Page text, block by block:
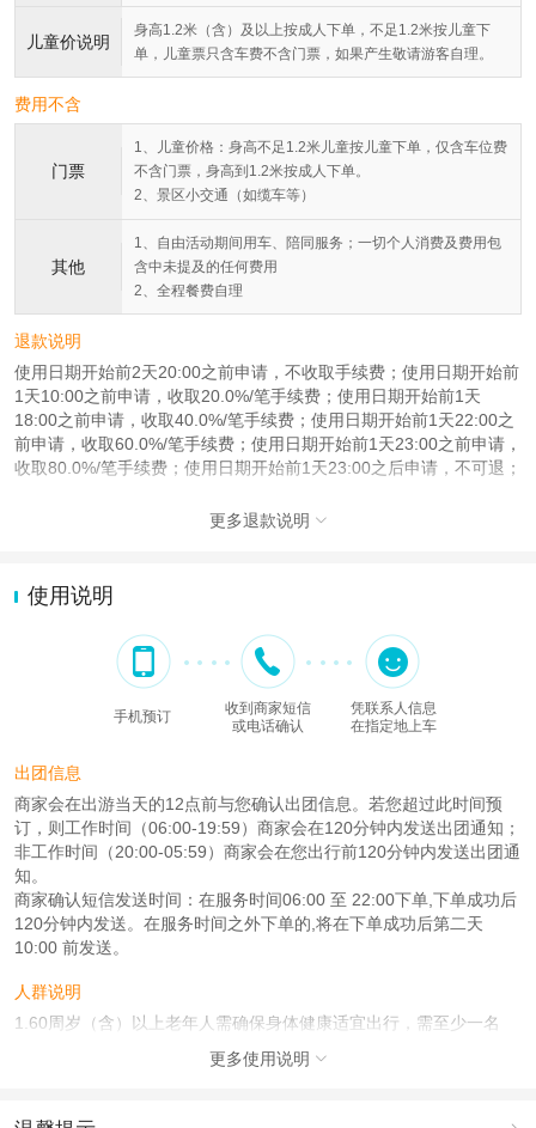
儿童价说明
身高1.2米（含）及以上按成人下单，不足1.2米按儿童下
单，儿童票只含车费不含门票，如果产生敬请游客自理。
费用不含
门票
1、儿童价格：身高不足1.2米儿童按儿童下单，仅含车位费
不含门票，身高到1.2米按成人下单。
2、景区小交通（如缆车等）
其他
1、自由活动期间用车、陪同服务；一切个人消费及费用包
含中未提及的任何费用
2、全程餐费自理
退款说明
使用日期开始前2天20:00之前申请，不收取手续费；使用日期开始前
1天10:00之前申请，收取20.0%/笔手续费；使用日期开始前1天
18:00之前申请，收取40.0%/笔手续费；使用日期开始前1天22:00之
前申请，收取60.0%/笔手续费；使用日期开始前1天23:00之前申请，
收取80.0%/笔手续费；使用日期开始前1天23:00之后申请，不可退；
更多退款说明 
使用说明
手机预订
收到商家短信
或电话确认
凭联系人信息
在指定地上车
出团信息
商家会在出游当天的12点前与您确认出团信息。若您超过此时间预
订，则工作时间（06:00-19:59）商家会在120分钟内发送出团通知；
非工作时间（20:00-05:59）商家会在您出行前120分钟内发送出团通
知。
商家确认短信发送时间：在服务时间06:00 至 22:00下单,下单成功后
120分钟内发送。在服务时间之外下单的,将在下单成功后第二天
10:00 前发送。
人群说明
1.60周岁（含）以上老年人需确保身体健康适宜出行，需至少一名
21-55周岁成年旅客全程陪同出行；
2.18周岁以下未成年人，需至少一名21-55周岁成年旅客全程陪同出
3.80周岁及80周岁以上游客、孕妇、心脏病、恐高症等特殊人群不宜
更多使用说明 